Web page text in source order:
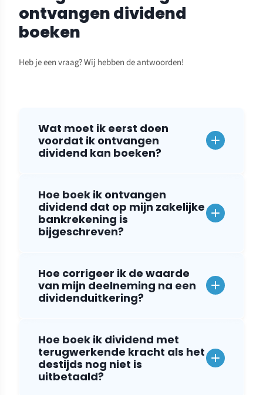
ontvangen dividend
boeken
Heb je een vraag? Wij hebben de antwoorden!
Wat moet ik eerst doen
voordat ik ontvangen
dividend kan boeken?
Hoe boek ik ontvangen
dividend dat op mijn zakelijke
bankrekening is
bijgeschreven?
Hoe corrigeer ik de waarde
van mijn deelneming na een
dividenduitkering?
Hoe boek ik dividend met
terugwerkende kracht als het
destijds nog niet is
uitbetaald?